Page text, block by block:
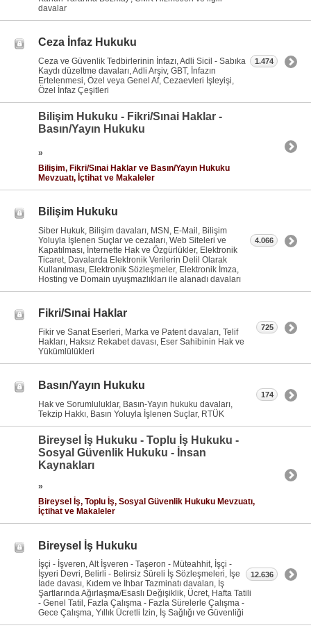
davalar
Ceza İnfaz Hukuku
Ceza ve Güvenlik Tedbirlerinin İnfazı, Adli Sicil - Sabıka
Kaydı düzeltme davaları, Adli Arşiv, GBT, İnfazın
Ertelenmesi, Özel veya Genel Af, Cezaevleri İşleyişi,
Özel İnfaz Çeşitleri
1.474
Bilişim Hukuku - Fikri/Sınai Haklar -
Basın/Yayın Hukuku
»
Bilişim, Fikri/Sınai Haklar ve Basın/Yayın Hukuku
Mevzuatı, İçtihat ve Makaleler
Bilişim Hukuku
Siber Hukuk, Bilişim davaları, MSN, E-Mail, Bilişim
Yoluyla İşlenen Suçlar ve cezaları, Web Siteleri ve
Kapatılması, İnternette Hak ve Özgürlükler, Elektronik
Ticaret, Davalarda Elektronik Verilerin Delil Olarak
Kullanılması, Elektronik Sözleşmeler, Elektronik İmza,
Hosting ve Domain uyuşmazlıkları ile alanadı davaları
4.066
Fikri/Sınai Haklar
Fikir ve Sanat Eserleri, Marka ve Patent davaları, Telif
Hakları, Haksız Rekabet davası, Eser Sahibinin Hak ve
Yükümlülükleri
725
Basın/Yayın Hukuku
Hak ve Sorumluluklar, Basın-Yayın hukuku davaları,
Tekzip Hakkı, Basın Yoluyla İşlenen Suçlar, RTÜK
174
Bireysel İş Hukuku - Toplu İş Hukuku -
Sosyal Güvenlik Hukuku - İnsan
Kaynakları
»
Bireysel İş, Toplu İş, Sosyal Güvenlik Hukuku Mevzuatı,
İçtihat ve Makaleler
Bireysel İş Hukuku
İşçi - İşveren, Alt İşveren - Taşeron - Müteahhit, İşçi -
İşyeri Devri, Belirli - Belirsiz Süreli İş Sözleşmeleri, İşe
İade davası, Kıdem ve İhbar Tazminatı davaları, İş
Şartlarında Ağırlaşma/Esaslı Değişiklik, Ücret, Hafta Tatili
- Genel Tatil, Fazla Çalışma - Fazla Sürelerle Çalışma -
Gece Çalışma, Yıllık Ücretli İzin, İş Sağlığı ve Güvenliği
12.636